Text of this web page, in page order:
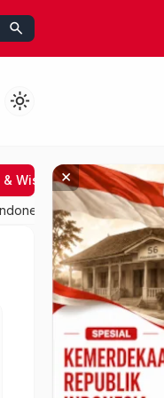
search
light_mode
& Wisata Hiburan
#lowongan
×